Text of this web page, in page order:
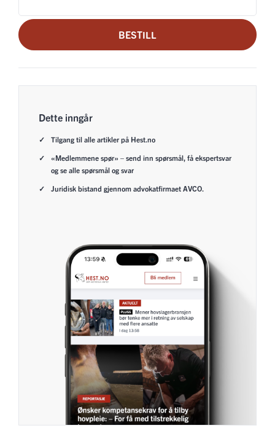
BESTILL
Dette inngår
Tilgang til alle artikler på Hest.no
«Medlemmene spør» – send inn spørsmål, få ekspertsvar
og se alle spørsmål og svar
Juridisk bistand gjennom advokatfirmaet AVCO.